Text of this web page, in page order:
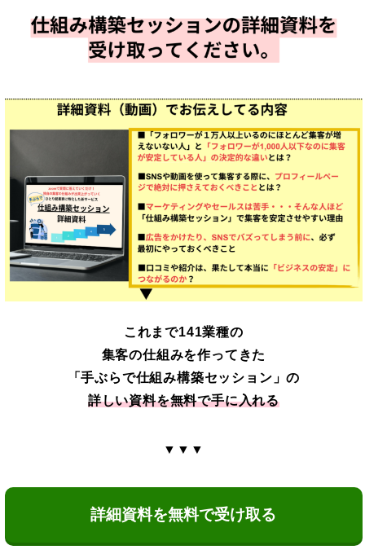
これまで141業種の
集客の仕組みを作ってきた
「手ぶらで仕組み構築セッション」の
詳しい資料を無料で手に入れる
▼▼▼
詳細資料を無料で受け取る